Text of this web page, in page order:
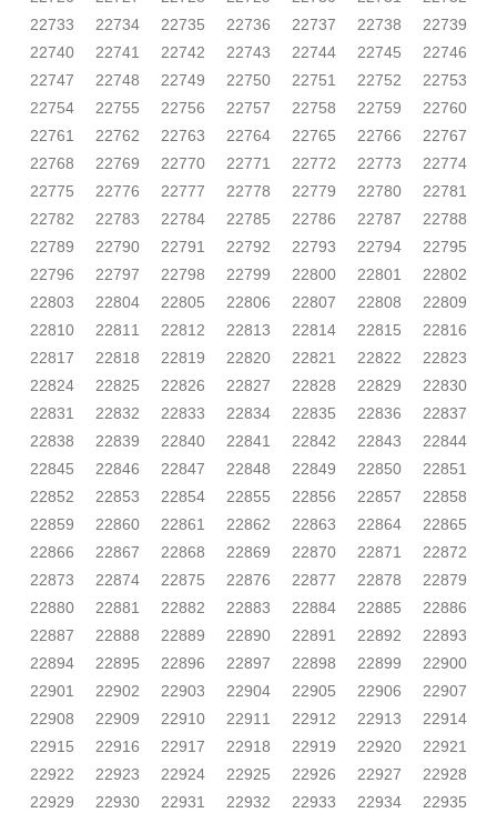
22733
22734 22735 22736 22737 22738
22739
22740
22741 22742 22743 22744 22745
22746
22747
22748 22749 22750 22751 22752
22753
22754
22755 22756 22757 22758 22759
22760
22761
22762 22763 22764 22765 22766
22767
22768
22769 22770 22771 22772 22773
22774
22775
22776 22777 22778 22779 22780
22781
22782
22783 22784 22785 22786 22787
22788
22789
22790 22791 22792 22793 22794
22795
22796
22797 22798 22799 22800 22801
22802
22803
22804 22805 22806 22807 22808
22809
22810
22811 22812 22813 22814 22815
22816
22817
22818 22819 22820 22821 22822
22823
22824
22825 22826 22827 22828 22829
22830
22831
22832 22833 22834 22835 22836
22837
22838
22839 22840 22841 22842 22843
22844
22845
22846 22847 22848 22849 22850
22851
22852
22853 22854 22855 22856 22857
22858
22859
22860 22861 22862 22863 22864
22865
22866
22867 22868 22869 22870 22871
22872
22873
22874 22875 22876 22877 22878
22879
22880
22881 22882 22883 22884 22885
22886
22887
22888 22889 22890 22891 22892
22893
22894
22895 22896 22897 22898 22899
22900
22901
22902 22903 22904 22905 22906
22907
22908
22909 22910 22911 22912 22913
22914
22915
22916 22917 22918 22919 22920
22921
22922
22923 22924 22925 22926 22927
22928
22929
22930 22931 22932 22933 22934
22935